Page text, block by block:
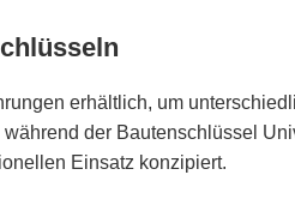
erhältlich, um
der Bautenschlüssel
Einsatz konzipiert.